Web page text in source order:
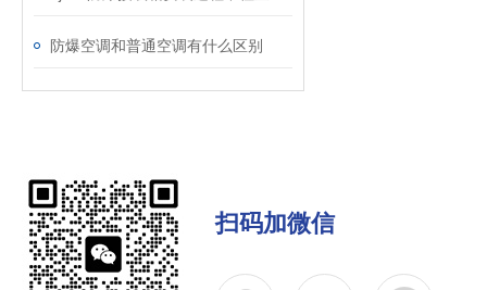
防爆空调和普通空调有什么区别
扫码加微信